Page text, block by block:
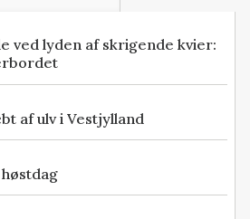
ved lyden af skrigende kvier:
af ulv i Vestjylland